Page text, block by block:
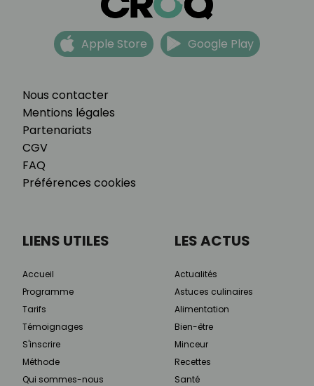
Nous contacter
Mentions légales
Partenariats
CGV
FAQ
Préférences cookies
Apple Store Google Play
LIENS UTILES
Accueil
Programme
Tarifs
Témoignages
S'inscrire
Méthode
Qui sommes-nous
LES ACTUS
Actualités
Astuces culinaires
Alimentation
Bien-être
Minceur
Recettes
Santé